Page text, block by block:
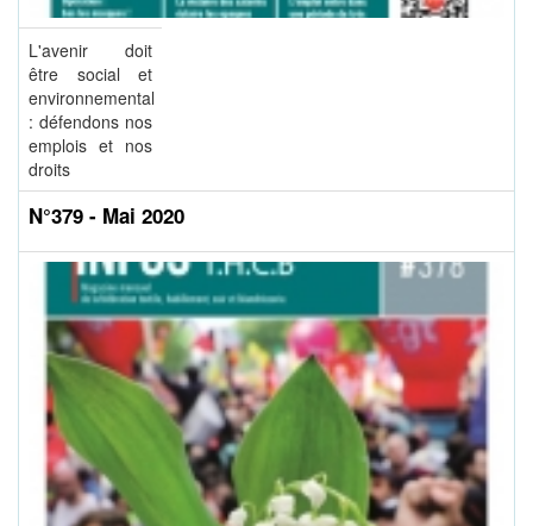
L'avenir doit
être social et
environnemental
: défendons nos
emplois et nos
droits
N°379 - Mai 2020